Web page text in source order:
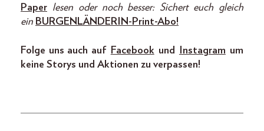
Paper lesen oder noch besser: Sichert euch gleich
ein BURGENLÄNDERIN-Print-Abo!
Folge uns auch auf Facebookund Instagram um
keine Storys und Aktionen zu verpassen!